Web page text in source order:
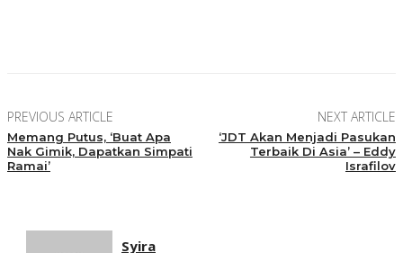
PREVIOUS ARTICLE
Memang Putus, ‘Buat Apa
Nak Gimik, Dapatkan Simpati
Ramai’
NEXT ARTICLE
‘JDT Akan Menjadi Pasukan
Terbaik Di Asia’ – Eddy
Israfilov
Syira